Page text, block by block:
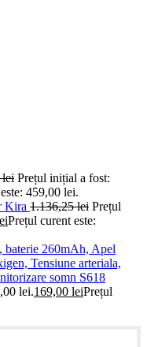
lei Prețul inițial a fost:
459,00 lei.
Kira 1.136,25lei Prețul
Prețul curent este:
baterie 260mAh, Apel
Tensiune arteriala,
somn S618
lei.169,00 leiPrețul